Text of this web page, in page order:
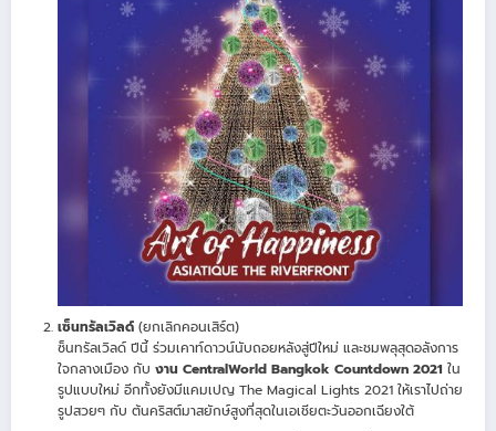
เซ็นทรัลเวิลด์ (ยกเลิกคอนเสิร์ต)
ซ็นทรัลเวิลด์ ปีนี้ ร่วมเคาท์ดาวน์นับถอยหลังสู่ปีใหม่ และชมพลุสุดอลังการ
ใจกลางเมือง กับ งาน CentralWorld Bangkok Countdown 2021 ใน
รูปแบบใหม่ อีกทั้งยังมีแคมเปญ The Magical Lights 2021 ให้เราไปถ่าย
รูปสวยๆ กับ ต้นคริสต์มาสยักษ์สูงที่สุดในเอเชียตะวันออกเฉียงใต้